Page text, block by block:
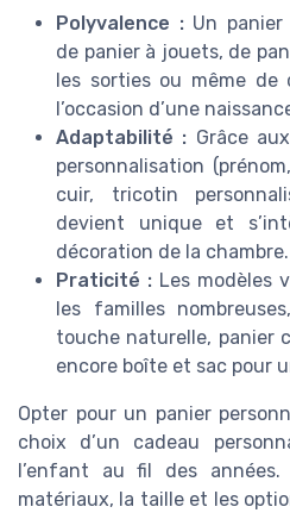
Polyvalence :Un panier
de panier à jouets, de
les sorties ou même
l’occasion d’une
Adaptabilité : Grâce
personnalisation
cuir, tricotin
devient unique et
décoration de la chambre.
Praticité :Les modèles
les familles
touche naturelle, panier
encore boîte et sac pour
Opter pour un panier
choix d’un cadeau
l’enfant au fil des
matériaux, la taille et les